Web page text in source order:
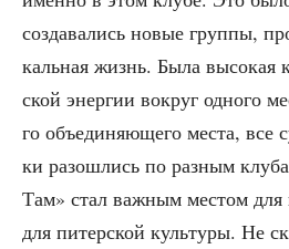
созда­ва­лись новые груп­пы,
каль­ная жизнь. Была высо­кая
ской энер­гии вокруг одно­го
го объ­еди­ня­ю­ще­го места, все
ки разо­шлись по раз­ным
Там» стал важ­ным местом для
для питер­ской куль­ту­ры. Не